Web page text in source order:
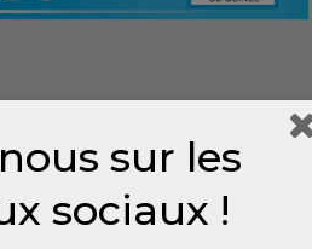
sur les
sociaux !